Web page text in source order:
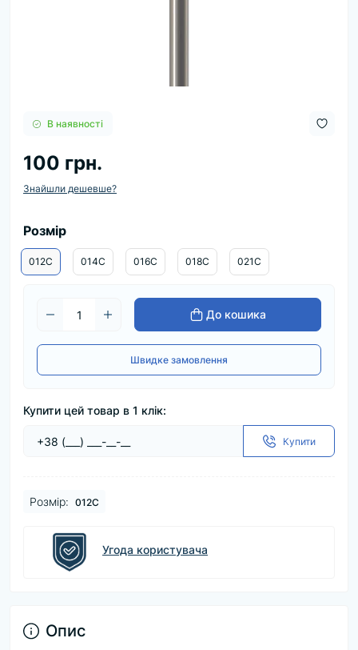
В наявності
100 грн.
Знайшли дешевше?
Розмір
012C 014C 016C 018C 021C
До кошика
Швидке замовлення
Купити цей товар в 1 клік:
Купити
Розмір: 012C
Угода користувача
Опис